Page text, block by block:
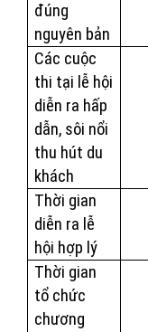
đúng
nguyên bản
Các cuộc
thi tại lễ hội
diễn ra hấp
dẫn, sôi nổi
thu hút du
khách
Thời gian
diễn ra lễ
hội hợp lý
Thời gian
tổ chức
chương